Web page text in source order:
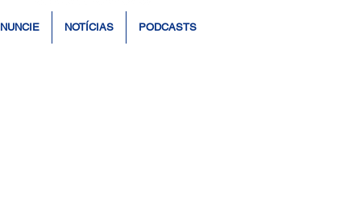
NOTÍCIAS PODCASTS